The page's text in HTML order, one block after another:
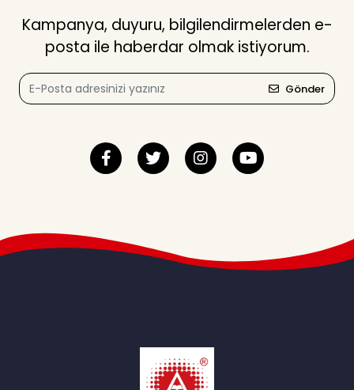
Kampanya, duyuru, bilgilendirmelerden e-
posta ile haberdar olmak istiyorum.
Gönder